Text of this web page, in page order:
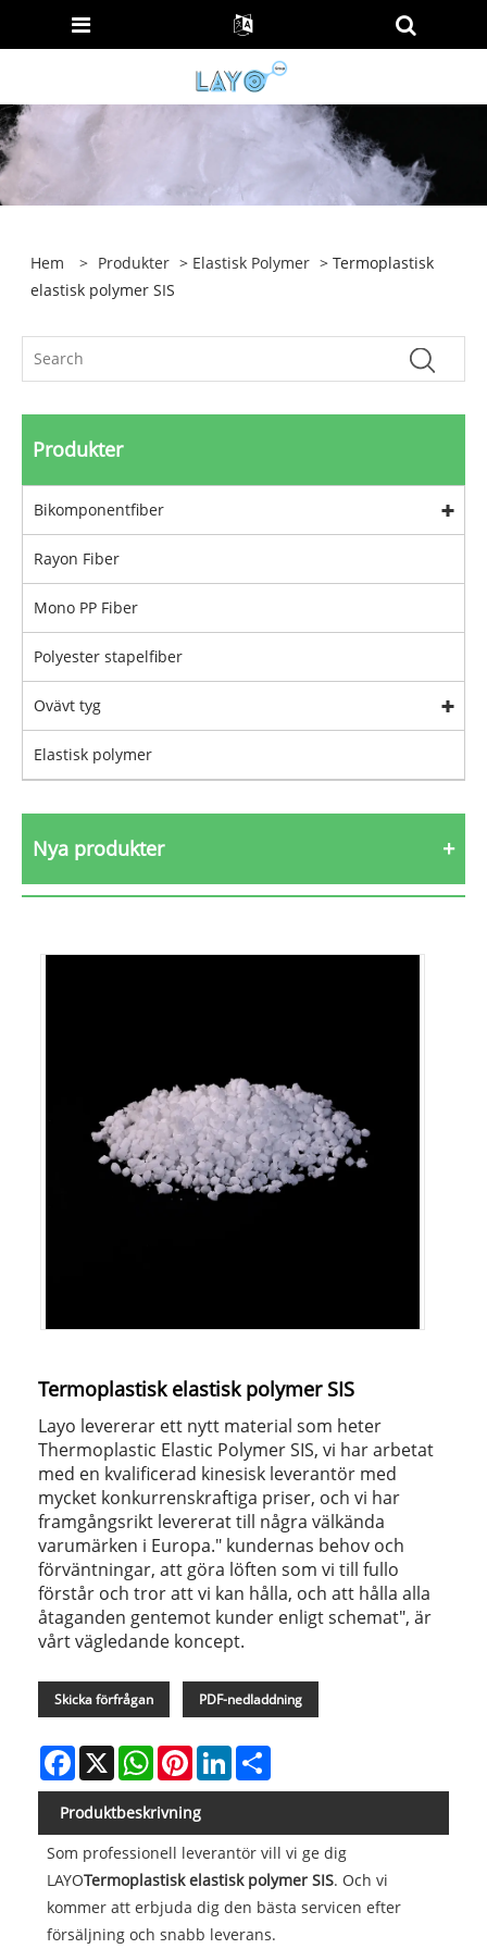
Hem > Produkter > Elastisk Polymer > Termoplastisk
elastisk polymer SIS
Produkter
Bikomponentfiber
Rayon Fiber
Mono PP Fiber
Polyester stapelfiber
Ovävt tyg
Elastisk polymer
Nya produkter
Termoplastisk elastisk polymer SIS
Layo levererar ett nytt material som heter
Thermoplastic Elastic Polymer SIS, vi har arbetat
med en kvalificerad kinesisk leverantör med
mycket konkurrenskraftiga priser, och vi har
framgångsrikt levererat till några välkända
varumärken i Europa." kundernas behov och
förväntningar, att göra löften som vi till fullo
förstår och tror att vi kan hålla, och att hålla alla
åtaganden gentemot kunder enligt schemat", är
vårt vägledande koncept.
Skicka förfrågan PDF-nedladdning
Facebook
X WhatsAppPinterestLinkedIn
Produktbeskrivning
Som professionell leverantör vill vi ge dig
LAYOTermoplastisk elastisk polymer SIS. Och vi
kommer att erbjuda dig den bästa servicen efter
försäljning och snabb leverans.